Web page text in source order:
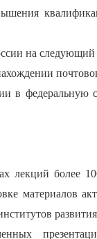
на
в
лекций более
материалов